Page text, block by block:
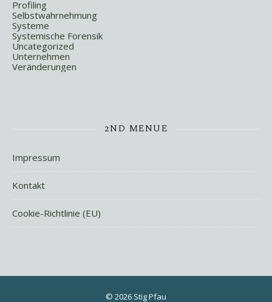
Profiling
Selbstwahrnehmung
Systeme
Systemische Forensik
Uncategorized
Unternehmen
Veränderungen
2ND MENUE
Impressum
Kontakt
Cookie-Richtlinie (EU)
© 2026 Stig Pfau